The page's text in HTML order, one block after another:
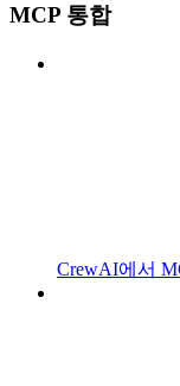
MCP 통합
CrewAI에서